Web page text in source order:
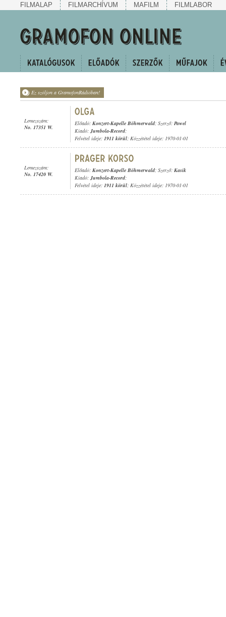
FILMALAP FILMARCHÍVUM MAFILM FILMLABOR
Ez szóljon a GramofonRádióban!
Lemezszám:
No. 17351 W.
Előadó: Konzert-Kapelle Böhmerwald; Szerző: Pawel
Kiadó:Jumbola-Record;
Felvétel ideje: 1911 körül; Közzététel ideje: 1970-01-01
Lemezszám:
No. 17420 W.
Előadó: Konzert-Kapelle Böhmerwald; Szerző: Kasik
Kiadó:Jumbola-Record;
Felvétel ideje: 1911 körül; Közzététel ideje: 1970-01-01